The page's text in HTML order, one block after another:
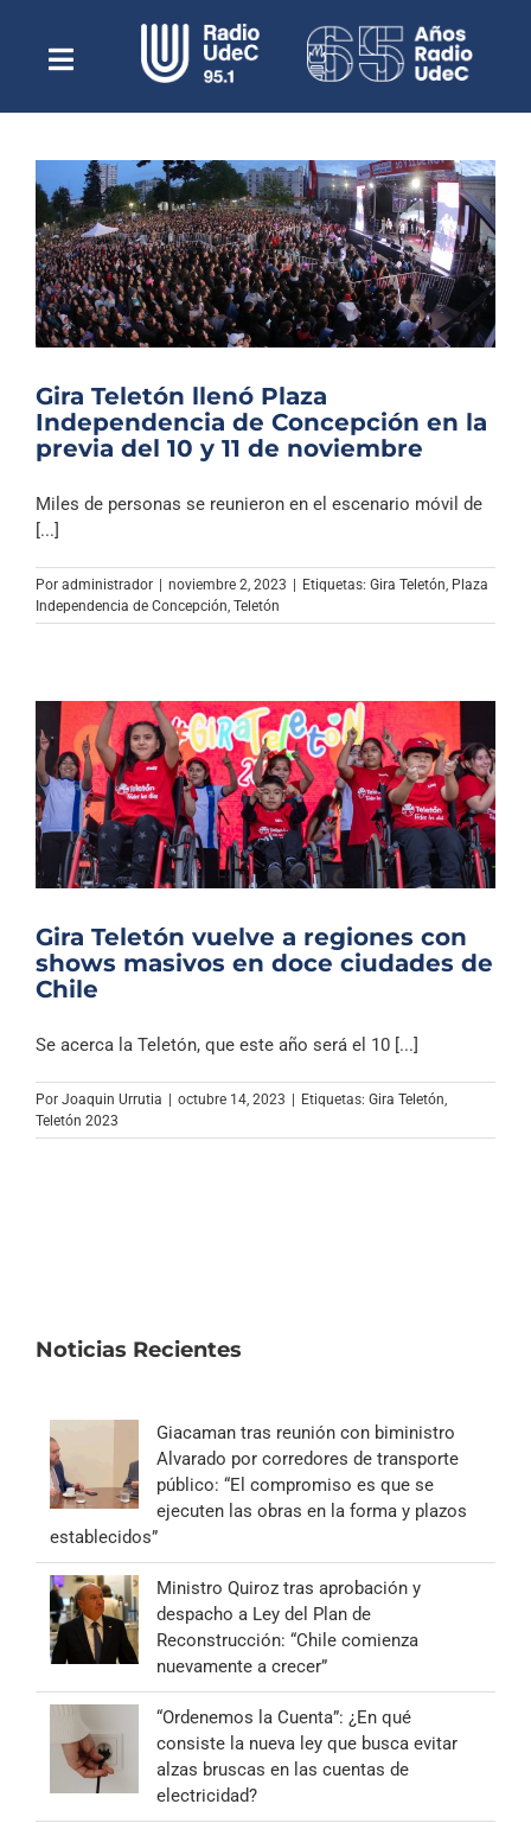
contenidoToggle
NavigationEscuchar Radio UdeC en vivo
Quiénes Somos
Programación
Podcast
Noticias
Reportajes
Columnas
Música Clásica
Especiales
Gira Teletón llenó Plaza
Independencia de Concepción en la
previa del 10 y 11 de noviembre
Miles de personas se reunieron en el escenario móvil de
[...]
Por administrador noviembre 2, 2023 Etiquetas: Gira Teletón, Plaza
Independencia de Concepción, Teletón
Gira Teletón vuelve a regiones con
shows masivos en doce ciudades de
Chile
Se acerca la Teletón, que este año será el 10 [...]
Por Joaquin Urrutia | octubre 14, 2023 | Etiquetas: Gira Teletón,
Teletón 2023
Noticias Recientes
Giacaman tras reunión con biministro
Alvarado por corredores de transporte
público: “El compromiso es que se
ejecuten las obras en la forma y plazos
establecidos”
Ministro Quiroz tras aprobación y
despacho a Ley del Plan de
Reconstrucción: “Chile comienza
nuevamente a crecer”
“Ordenemos la Cuenta”: ¿En qué
consiste la nueva ley que busca evitar
alzas bruscas en las cuentas de
electricidad?